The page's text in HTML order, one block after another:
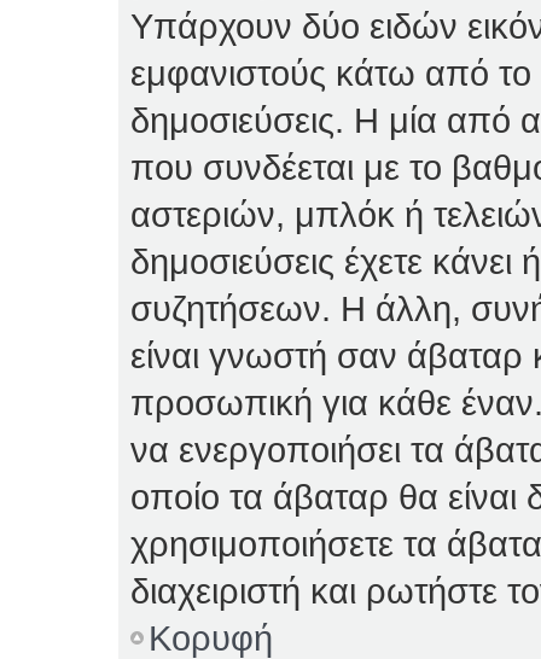
Υπάρχουν δύο ειδών
εμφανιστούς κάτω από
δημοσιεύσεις. Η μία από
που συνδέεται με το
αστεριών, μπλόκ ή
δημοσιεύσεις έχετε
συζητήσεων. Η άλλη,
είναι γνωστή σαν άβαταρ
προσωπική για κάθε έναν.
να ενεργοποιήσει τα
οποίο τα άβαταρ θα είναι
χρησιμοποιήσετε τα
διαχειριστή και ρωτήστε
Κορυφή